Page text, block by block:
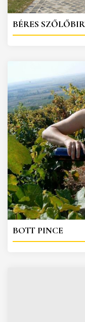
BÉRES
BOTT PINCE